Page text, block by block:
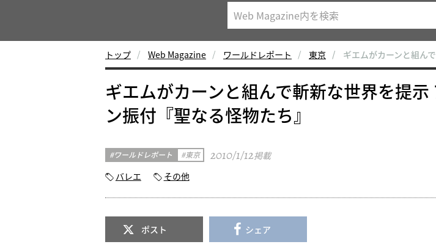
トップ Web Magazine ワールドレポート 東京 ギエムがカーンと組ん
ギエムがカーンと組んで斬新な世界を提示
ン振付『聖なる怪物たち』
ワールドレポート 東京 2010/1/12掲載
バレエ
その他
ポスト シェア